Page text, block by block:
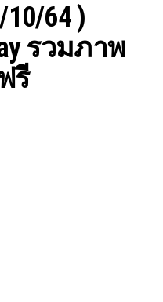
64 )
รวมภาพ
รี